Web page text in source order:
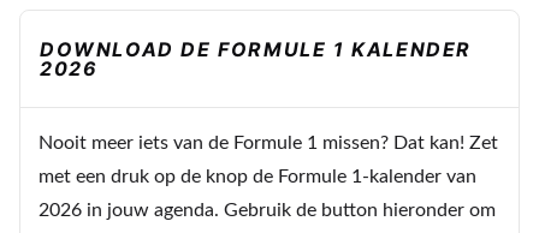
DOWNLOAD DE FORMULE 1 KALENDER
2026
Nooit meer iets van de Formule 1 missen? Dat kan! Zet
met een druk op de knop de Formule 1-kalender van
2026 in jouw agenda. Gebruik de button hieronder om